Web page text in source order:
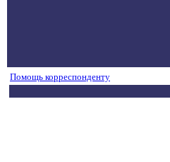
Помощь корреспонденту